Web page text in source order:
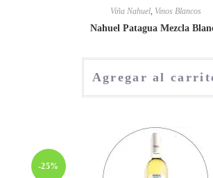
Viña Nahuel, Vinos Blancos
Nahuel Patagua Mezcla
Agregar al
-25%